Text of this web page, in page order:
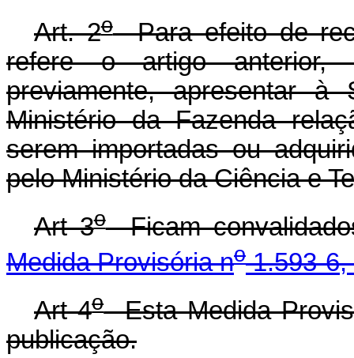
Art. 2oPara efeito de
refere o artigo anterior,
previamente, apresentar à
Ministério da Fazenda
serem importadas ou
pelo Ministério da Ciência e
Art 3oFicam
Medida Provisória no1.593-6,
Art 4oEsta Medida
publicação.